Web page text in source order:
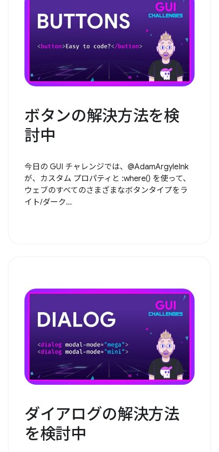
ボタンの解決方法を検
討中
今日の GUI チャレンジでは、@AdamArgyleInk
が、カスタム プロパティと :where() を使って、
ウェブのすべてのさまざまなボタンタイプをラ
イト/ダーク...
ダイアログの解決方法
を検討中